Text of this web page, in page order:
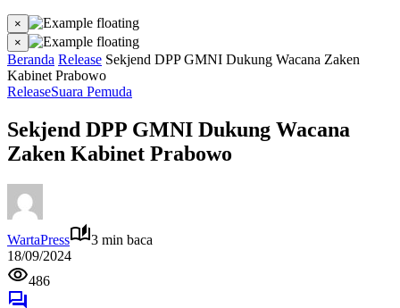
×
×
Beranda Release Sekjend DPP GMNI Dukung Wacana Zaken
Kabinet Prabowo
ReleaseSuara Pemuda
Sekjend DPP GMNI Dukung Wacana
Zaken Kabinet Prabowo
WartaPress
3 min baca
18/09/2024
486